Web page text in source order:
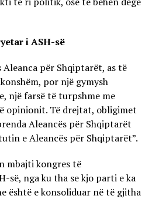
i ASH-së
për Shqiptarët, as të
por një gymysh
një farsë të turpshme me
opinionit. Të drejtat, obligimet
Aleancës për Shqiptarët
e Aleancës për Shqiptarët”.
mbajti kongres të
së, nga ku tha se kjo parti e ka
është e konsoliduar në të gjitha